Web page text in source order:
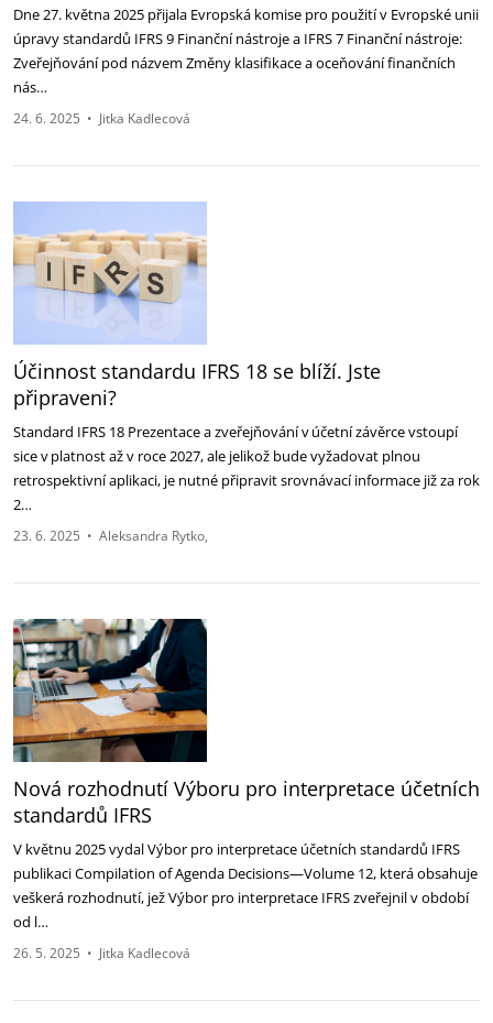
Dne 27. května 2025 přijala Evropská komise pro použití v Evropské unii
úpravy standardů IFRS 9 Finanční nástroje a IFRS 7 Finanční nástroje:
Zveřejňování pod názvem Změny klasifikace a oceňování finančních
nás…
24. 6. 2025 • Jitka Kadlecová
Účinnost standardu IFRS 18 se blíží. Jste
připraveni?
Standard IFRS 18 Prezentace a zveřejňování v účetní závěrce vstoupí
sice v platnost až v roce 2027, ale jelikož bude vyžadovat plnou
retrospektivní aplikaci, je nutné připravit srovnávací informace již za rok
2…
23. 6. 2025 • Aleksandra Rytko
Nová rozhodnutí Výboru pro interpretace účetních
standardů IFRS
V květnu 2025 vydal Výbor pro interpretace účetních standardů IFRS
publikaci Compilation of Agenda Decisions—Volume 12, která obsahuje
veškerá rozhodnutí, jež Výbor pro interpretace IFRS zveřejnil v období
od l…
26. 5. 2025 • Jitka Kadlecová